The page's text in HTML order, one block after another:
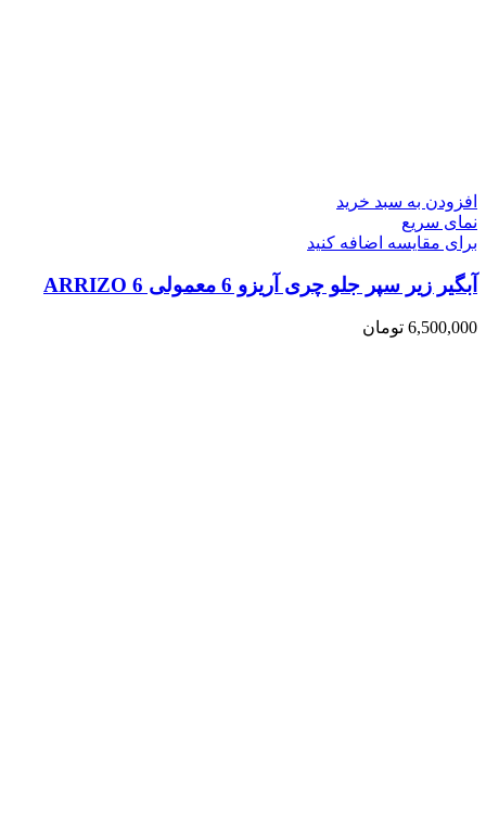
افزودن به سبد خرید
نمای سریع
برای مقایسه اضافه کنید
آبگیر زیر سپر جلو چری آریزو 6 معمولی ARRIZO 6
6,500,000 تومان